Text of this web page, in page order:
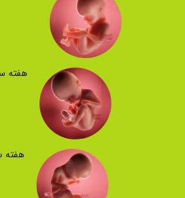
هفته
هفته